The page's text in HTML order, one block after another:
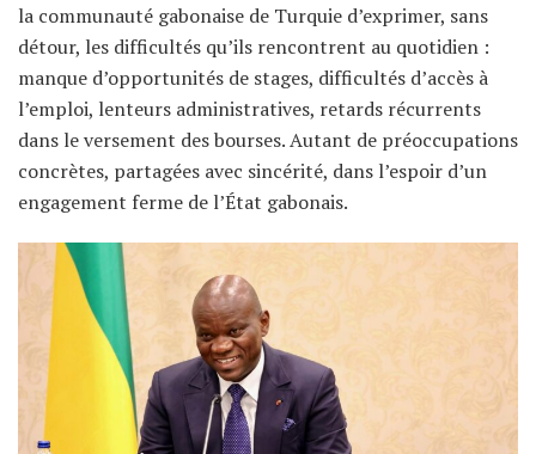
la communauté gabonaise de Turquie d’exprimer, sans
détour, les difficultés qu’ils rencontrent au quotidien :
manque d’opportunités de stages, difficultés d’accès à
l’emploi, lenteurs administratives, retards récurrents
dans le versement des bourses. Autant de préoccupations
concrètes, partagées avec sincérité, dans l’espoir d’un
engagement ferme de l’État gabonais.